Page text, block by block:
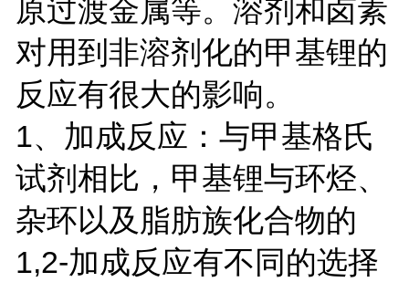
原过渡金属等。溶剂和卤素
对用到非溶剂化的甲基锂的
反应有很大的影响。
1、加成反应：与甲基格氏
试剂相比，甲基锂与环烃、
杂环以及脂肪族化合物的
1,2-加成反应有不同的选择